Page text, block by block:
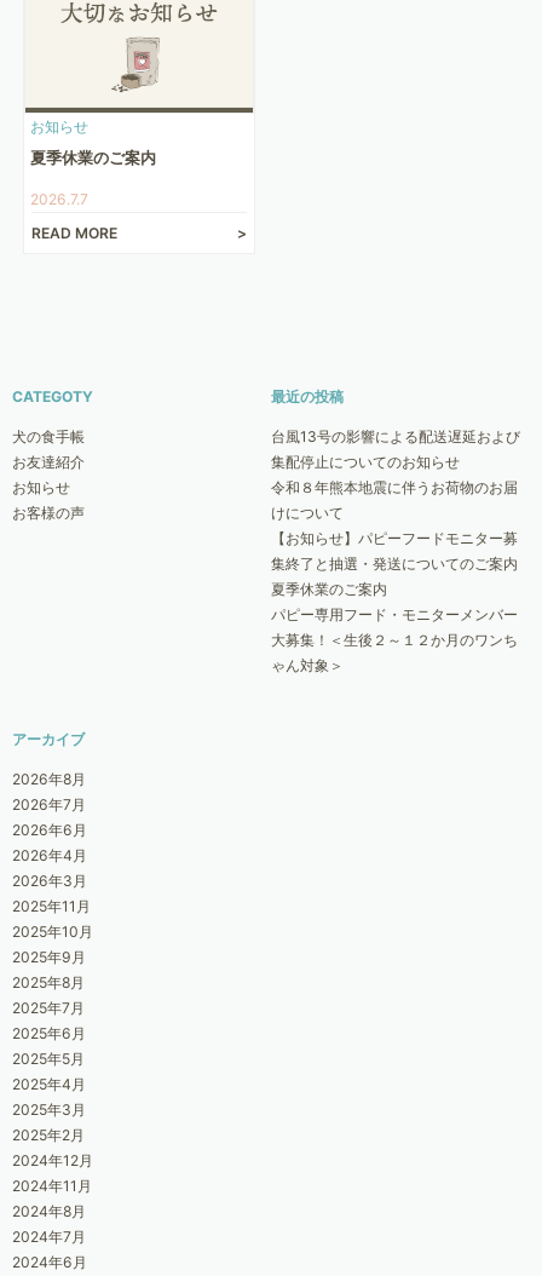
お知らせ
夏季休業のご案内
2026.7.7
READ MORE
CATEGOTY
犬の食手帳
お友達紹介
お知らせ
お客様の声
最近の投稿
台風13号の影響による配送遅延および
集配停止についてのお知らせ
令和８年熊本地震に伴うお荷物のお届
けについて
【お知らせ】パピーフードモニター募
集終了と抽選・発送についてのご案内
夏季休業のご案内
パピー専用フード・モニターメンバー
大募集！＜生後２～１２か月のワンち
ゃん対象＞
アーカイブ
2026年8月
2026年7月
2026年6月
2026年4月
2026年3月
2025年11月
2025年10月
2025年9月
2025年8月
2025年7月
2025年6月
2025年5月
2025年4月
2025年3月
2025年2月
2024年12月
2024年11月
2024年8月
2024年7月
2024年6月